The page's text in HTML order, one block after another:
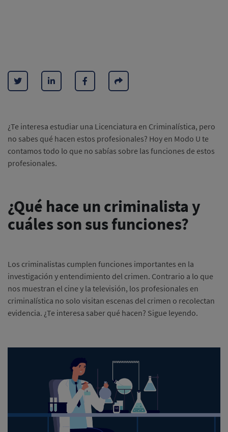
¿Te interesa estudiar una Licenciatura en Criminalística, pero
no sabes qué hacen estos profesionales? Hoy en Modo U te
contamos todo lo que no sabías sobre las funciones de estos
profesionales.
¿Qué hace un criminalista y
cuáles son sus funciones?
Los criminalistas cumplen funciones importantes en la
investigación y entendimiento del crimen. Contrario a lo que
nos muestran el cine y la televisión, los profesionales en
criminalística no solo visitan escenas del crimen o recolectan
evidencia. ¿Te interesa saber qué hacen? Sigue leyendo.